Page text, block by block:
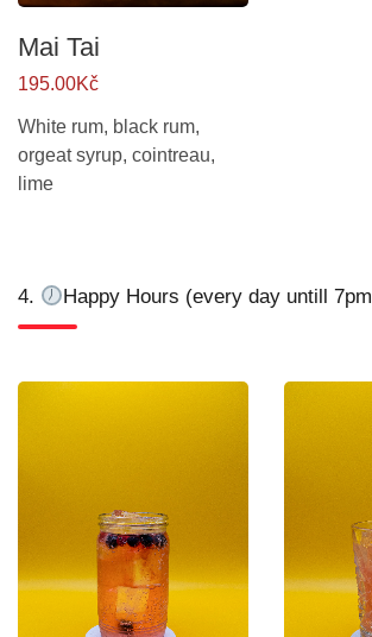
Mai Tai
195.00Kč
White rum, black rum,
orgeat syrup, cointreau,
lime
4. Happy Hours (every day untill 7pm